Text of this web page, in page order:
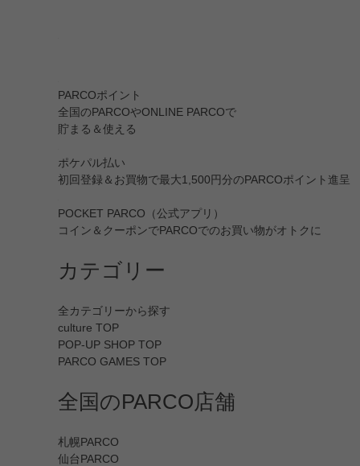
PARCOポイント
全国のPARCOやONLINE PARCOで
貯まる＆使える
ポケパル払い
初回登録＆お買物で最大1,500円分のPARCOポイント進呈
POCKET PARCO（公式アプリ）
コイン＆クーポンでPARCOでのお買い物がオトクに
カテゴリー
全カテゴリーから探す
culture TOP
POP-UP SHOP TOP
PARCO GAMES TOP
全国のPARCO店舗
札幌PARCO
仙台PARCO